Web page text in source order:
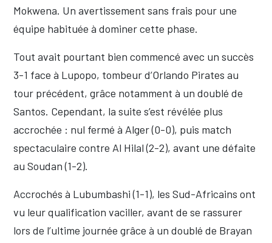
Mokwena. Un avertissement sans frais pour une
équipe habituée à dominer cette phase.
Tout avait pourtant bien commencé avec un succès
3-1 face à Lupopo, tombeur d’Orlando Pirates au
tour précédent, grâce notamment à un doublé de
Santos. Cependant, la suite s’est révélée plus
accrochée : nul fermé à Alger (0-0), puis match
spectaculaire contre Al Hilal (2-2), avant une défaite
au Soudan (1-2).
Accrochés à Lubumbashi (1-1), les Sud-Africains ont
vu leur qualification vaciller, avant de se rassurer
lors de l’ultime journée grâce à un doublé de Brayan